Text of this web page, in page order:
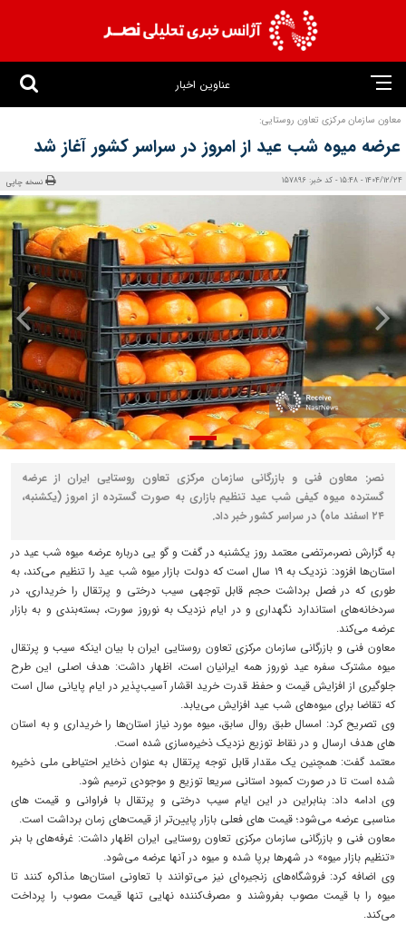
عناوین اخبار
معاون سازمان مرکزی تعاون روستایی:
عرضه میوه شب عید از امروز در سراسر کشور آغاز شد
1404/12/24 - 15:48 - کد خبر: 157896 نسخه چاپی
نصر: معاون فنی و بازرگانی سازمان مرکزی تعاون روستایی ایران از عرضه
گسترده میوه کیفی شب عید تنظیم بازاری به صورت گسترده از امروز (یکشنبه،
۲۴ اسفند ماه) در سراسر کشور خبر داد.
به گزارش نصر،مرتضی معتمد روز یکشنبه در گفت و گو یی درباره عرضه میوه شب عید در
استان‌ها افزود: نزدیک به ۱۹ سال است که دولت بازار میوه شب عید را تنظیم می‌کند، به
طوری که در فصل برداشت حجم قابل توجهی سیب درختی و پرتقال را خریداری، در
سردخانه‌های استاندارد نگهداری و در ایام نزدیک به نوروز سورت، بسته‌بندی و به بازار
عرضه می‌کند.
معاون فنی و بازرگانی سازمان مرکزی تعاون روستایی ایران با بیان اینکه سیب و پرتقال
میوه مشترک سفره عید نوروز همه ایرانیان است، اظهار داشت: هدف اصلی این طرح
جلوگیری از افزایش قیمت و حفظ قدرت خرید اقشار آسیب‌پذیر در ایام پایانی سال است
که تقاضا برای میوه‌های شب عید افزایش می‌یابد.
وی تصریح کرد: امسال طبق روال سابق، میوه مورد نیاز استان‌ها را خریداری و به استان‌
های هدف ارسال و در نقاط توزیع نزدیک ذخیره‌سازی شده است.
معتمد گفت: همچنین یک مقدار قابل توجه پرتقال به عنوان ذخایر احتیاطی ملی ذخیره
شده است تا در صورت کمبود استانی سریعا توزیع و موجودی ترمیم شود.
وی ادامه داد: بنابراین در این ایام سیب درختی و پرتقال با فراوانی و قیمت‌ های
مناسبی عرضه می‌شود؛ قیمت‌ های فعلی بازار پایین‌تر از قیمت‌های زمان برداشت است.
معاون فنی و بازرگانی سازمان مرکزی تعاون روستایی ایران اظهار داشت: غرفه‌های با بنر
«تنظیم بازار میوه» در شهرها برپا شده و میوه در آنها عرضه می‌شود.
وی اضافه کرد: فروشگاه‌های زنجیره‌ای نیز می‌توانند با تعاونی استان‌ها مذاکره کنند تا
میوه را با قیمت مصوب بفروشند و مصرف‌کننده نهایی تنها قیمت مصوب را پرداخت
می‌کند.